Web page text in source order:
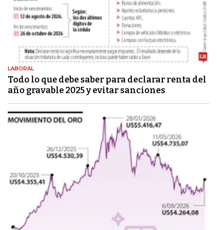
LABORAL
Todo lo que debe saber para declarar renta del
año gravable 2025 y evitar sanciones